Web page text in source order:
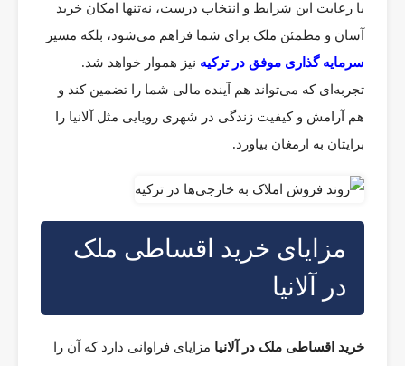
با رعایت این شرایط و انتخاب درست، نه‌تنها امکان خرید
آسان و مطمئن ملک برای شما فراهم می‌شود، بلکه مسیر
سرمایه گذاری موفق در ترکیه نیز هموار خواهد شد.
تجربه‌ای که می‌تواند هم آینده مالی شما را تضمین کند و
هم آرامش و کیفیت زندگی در شهری رویایی مثل آلانیا را
برایتان به ارمغان بیاورد.
مزایای خرید اقساطی ملک
در آلانیا
خرید اقساطی ملک در آلانیا مزایای فراوانی دارد که آن را